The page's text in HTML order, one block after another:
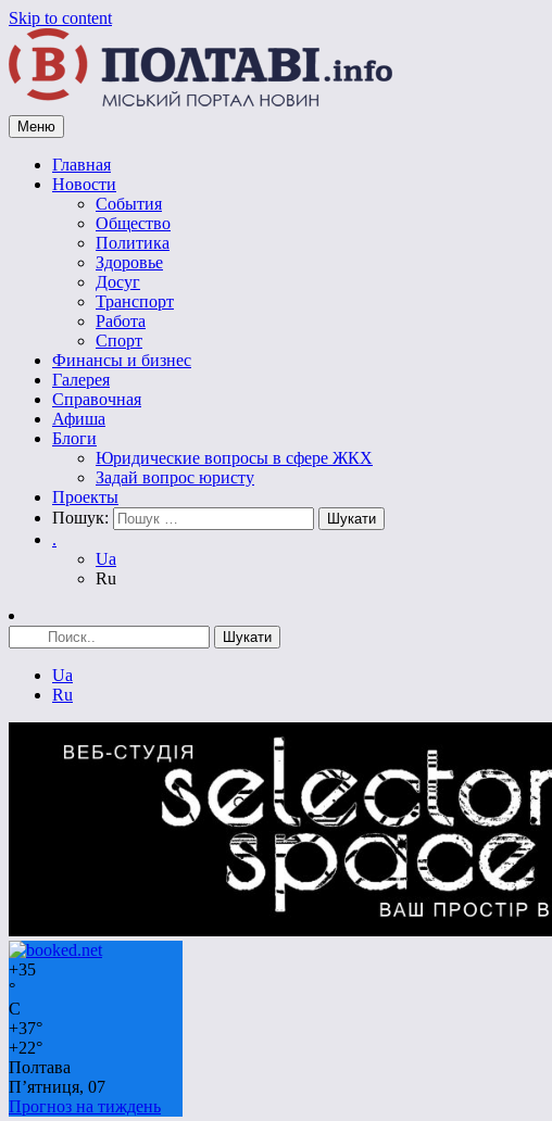
Skip to content
Vpoltave.info
Полтавский портал новостей
Меню
Главная
Новости
События
Общество
Политика
Здоровье
Досуг
Транспорт
Работа
Спорт
Финансы и бизнес
Галерея
Справочная
Афиша
Блоги
Юридические вопросы в сфере ЖКХ
Задай вопрос юристу
Проекты
Пошук:
.
Ua
Ru
Ua
Ru
+35
°
C
+37°
+22°
Полтава
П’ятниця, 07
Прогноз на тиждень